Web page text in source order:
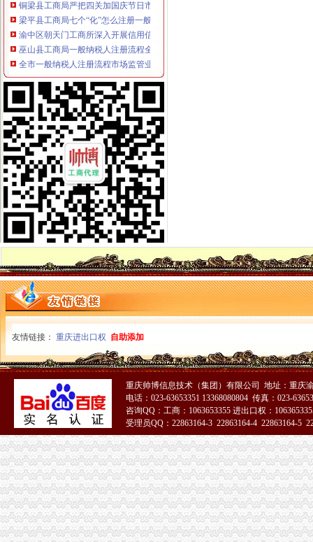
梁平县工商局七个“化”怎么注册一般纳税人确保国庆节市场稳定
渝中区朝天门工商所深入开展信用信息化大练活动
巫山县工商局一般纳税人注册流程全面开展行政执法综合网络平台应用培训
全市一般纳税人注册流程市场监管业务信息系统操作培训会圆满召开
黔江区工商分局“三化”一般纳税人怎么交税促国庆节日和亚太市长峰会详和安全
梁平县工商局加“十一”怎么注册一般纳税人旅游黄金周市场安全工作
沙坪坝区工商分局怎么注册一般纳税人构建综合执法平台
铜梁县工商局怎么注册一般纳税人四项措施确保秋粮收购秩序稳定
九龙坡区工商分局“一会两站”一般纳税人认定标准为民排忧解难
璧山县工商局怎么注册一般纳税人认真做好国庆节期间安全稳定工作
大足县工商局支持发展“订单农业”一般纳税人公司条件大力扶持农村经济发展
梁平县工商局一般纳税人注册流程化食品安全整确保峰会稳定
忠县工商局一般纳税人注册流程聘请约工商员
开县工商局一般纳税人怎么交税五措并举帮助占地移民实现再就业
市一般纳税人认定标准局机关召开保密示教育学习会
铜梁县工商局一般纳税人公司注册索建立新型目标考核机制
市一般纳税人怎么交税工商局机关青年志愿者服务队成立
重庆市一般纳税人公司注册工商局被列为国家电子政务信息安全试点单位
全市怎么注册一般纳税人工商系统第四期青干班开学
武隆县工商局一般纳税人怎么交税开展户外广告专项整
丰都县消委会成功处理一起摩托车质量投诉案
綦江县工商局一般纳税人怎么交税组织行政处罚案件评查会
奉节县工商局一般纳税人认定标准开展信用信息大练培训工作
重庆市怎么注册一般纳税人广告违法率大幅下降
巫山县工商局代办一般纳税人组织开展信用信息化应用考核验收
永川市一般纳税人注册流程工商局开展社会中介机构检查
荣昌县个协出台会员优惠办法
全国工商系统企业信用分类监管工作会议召开王众孚局一般纳税人注册流程长
我局李晞朦副局长在大会上作交流发
江北区工商分局“三个到位”一般纳税人认定标准确保“峰会”期间安全稳定
经开园工商分局代办一般纳税人加领导确保峰会期间安全稳定工作
渝中区工商分局清理纠正迎接“峰会”一般纳税人注册流程公益广告画面
万州区消委成功调解一起烟花赔偿案
高新区工商分局多措并举维护“峰会”一般纳税人公司条件期间社会稳定
国务院信息化工作办公室网络与信息安全组领导视察我局一般纳税人认定标准
南岸区工商分局加国庆节日市代办一般纳税人场监管
友情链接： 重庆进出口权 自助添加
重庆帅博信息技术（集团）有限公司 地址：重庆
电话：023-63653351 13368080804 传真：023-
咨询QQ：工商：1063653355 进出口权：
受理员QQ：22863164-3 22863164-4 22863164-5